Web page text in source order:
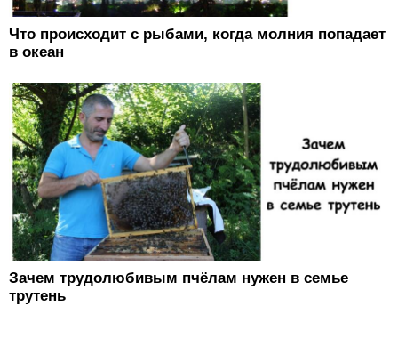
Что происходит с рыбами, когда молния попадает
в океан
Зачем трудолюбивым пчёлам нужен в семье
трутень